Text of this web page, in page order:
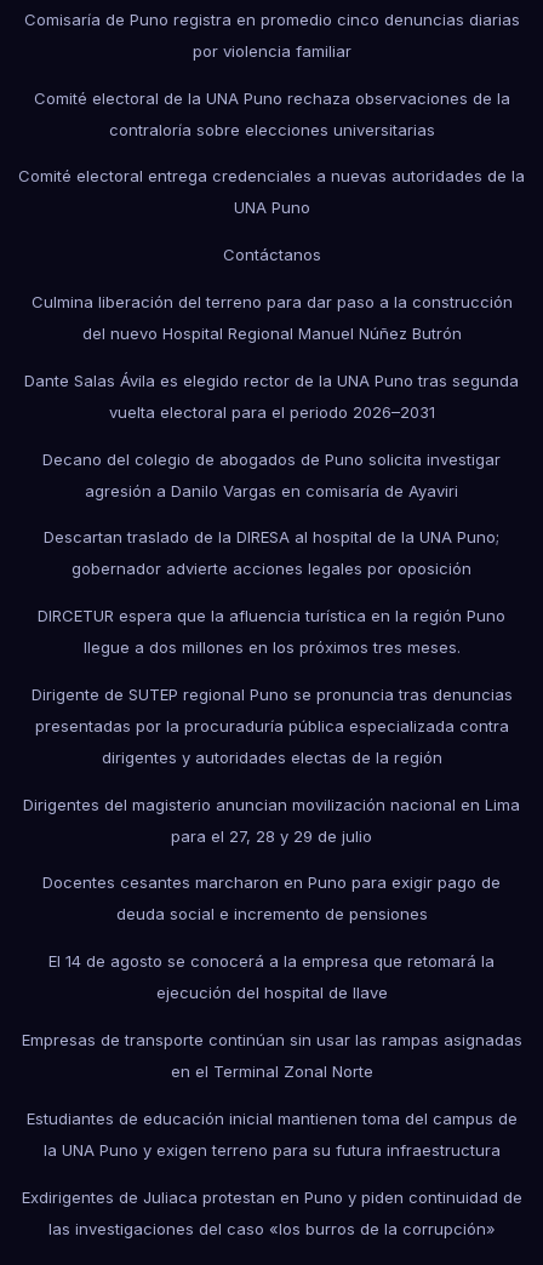
Comisaría de Puno registra en promedio cinco denuncias diarias
por violencia familiar
Comité electoral de la UNA Puno rechaza observaciones de la
contraloría sobre elecciones universitarias
Comité electoral entrega credenciales a nuevas autoridades de la
UNA Puno
Contáctanos
Culmina liberación del terreno para dar paso a la construcción
del nuevo Hospital Regional Manuel Núñez Butrón
Dante Salas Ávila es elegido rector de la UNA Puno tras segunda
vuelta electoral para el periodo 2026–2031
Decano del colegio de abogados de Puno solicita investigar
agresión a Danilo Vargas en comisaría de Ayaviri
Descartan traslado de la DIRESA al hospital de la UNA Puno;
gobernador advierte acciones legales por oposición
DIRCETUR espera que la afluencia turística en la región Puno
llegue a dos millones en los próximos tres meses.
Dirigente de SUTEP regional Puno se pronuncia tras denuncias
presentadas por la procuraduría pública especializada contra
dirigentes y autoridades electas de la región
Dirigentes del magisterio anuncian movilización nacional en Lima
para el 27, 28 y 29 de julio
Docentes cesantes marcharon en Puno para exigir pago de
deuda social e incremento de pensiones
El 14 de agosto se conocerá a la empresa que retomará la
ejecución del hospital de Ilave
Empresas de transporte continúan sin usar las rampas asignadas
en el Terminal Zonal Norte
Estudiantes de educación inicial mantienen toma del campus de
la UNA Puno y exigen terreno para su futura infraestructura
Exdirigentes de Juliaca protestan en Puno y piden continuidad de
las investigaciones del caso «los burros de la corrupción»